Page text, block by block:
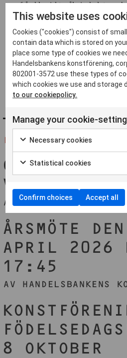
från klassiskt måleri, skulptur
keramik, video, fotografi,
framträdande bland årets
chansen att ta del av en mängd
nära och långt ifrån Stockholm.
konstnärlig omsorg och nyfiken
Det finns inga platser kvar till detta
FLER FRÅN ''
GRATTIS ALLA
VINNARE!
AV HANDELSBANKENS
ÅRSMÖTE
APRIL 2026
17:45
AV HANDELSBANKENS
8 OKTOBER
This website uses
Cookies ("cookies") consist of
contain data which is stored on
place some type of cookies we
Handelsbankens konstförening,
802001-3572 use these types of
which cookies we use and storage
to our cookiepolicy.
Manage your cookie-
Necessary cookies
Statistical cookies
Confirm choices Accept all